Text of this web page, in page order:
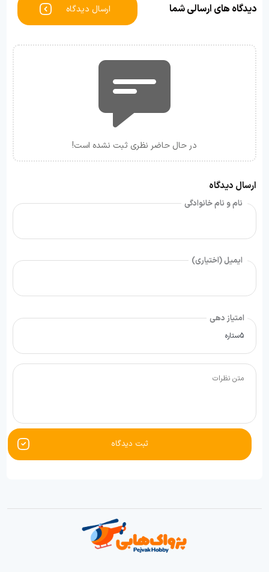
دیدگاه های ارسالی شما ارسال دیدگاه
در حال حاضر نظری ثبت نشده است!
ارسال دیدگاه
نام و نام خانوادگی
ایمیل (اختیاری)
امتیاز دهی
ثبت دیدگاه